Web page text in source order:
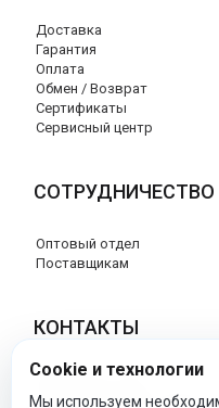
Доставка
Гарантия
Оплата
Обмен / Возврат
Сертификаты
Сервисный центр
СОТРУДНИЧЕСТВО
Оптовый отдел
Поставщикам
КОНТАКТЫ
8 (800) 707-17-56
info@peg-perego-market.ru
Cookie и технологии
Мы используем